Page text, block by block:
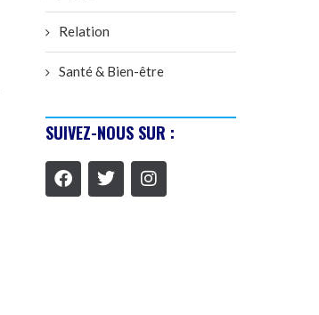
Relation
Santé & Bien-être
SUIVEZ-NOUS SUR :